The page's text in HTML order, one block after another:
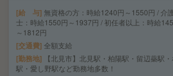
給 与 無資格の方：時給1240円～1550円 / 介
士：時給1550円～1937円 / 初任者以上：時給
～1812円
交通費 全額支給
勤務地
【北見市】北見駅・柏陽駅・留辺蘂駅
駅・愛し野駅など勤務地多数！